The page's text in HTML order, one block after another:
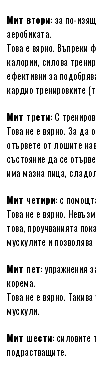
Мит втори: за по-
аеробиката.
Това е вярно. Въпреки
калории, силова
ефективни за
кардио тренировките
Мит трети: С
Това не е вярно. За да
отървете от лошите
състояние да се
има мазна пица,
Мит четири: с
Това не е вярно.
това, проучванията
мускулите и
Мит пет: упражнения
корема.
Това не е вярно.
мускули.
Мит шести: силовите
подрастващите.